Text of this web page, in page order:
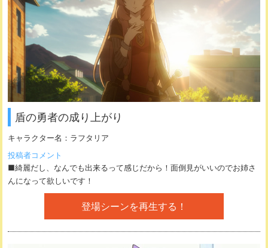
盾の勇者の成り上がり
キャラクター名： ラフタリア
投稿者コメント
■綺麗だし、なんでも出来るって感じだから！面倒見がいいのでお姉さ
んになって欲しいです！
登場シーンを再生する！